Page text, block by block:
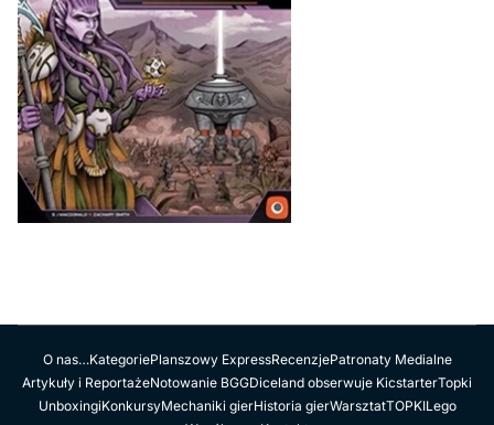
O nas…KategoriePlanszowy ExpressRecenzjePatronaty Medialne
Artykuły i ReportażeNotowanie BGGDiceland obserwuje KicstarterTopki
UnboxingiKonkursyMechaniki gierHistoria gierWarsztatTOPKILego